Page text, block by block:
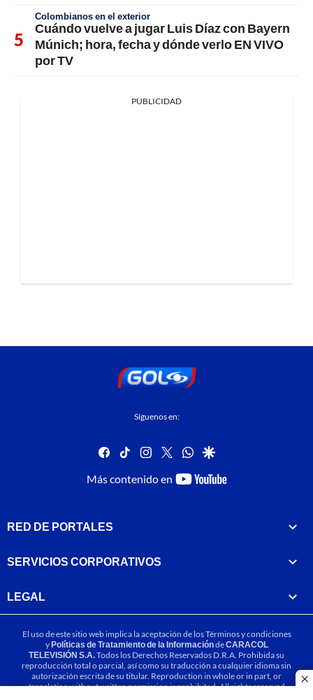
Colombianos en el exterior
Cuándo vuelve a jugar Luis Díaz con Bayern
Múnich; hora, fecha y dónde verlo EN VIVO
por TV
PUBLICIDAD
Síguenos en:
facebook
tiktok instagram
twitterwhatsapp
google
Más contenido en
youtube-
RED DE PORTALES
SERVICIOS CORPORATIVOS
LEGAL
El uso de este sitio web implica la aceptación de losTérminos y condiciones
yPolíticas de Tratamiento de la InformacióndeCARACOL
TELEVISIÓN S.A.Todos los Derechos Reservados D.R.A. Prohibida su
reproducción total o parcial, así como su traducción a cualquier idioma sin
autorización escrita de su titular. Reproduction in whole or in part, or
translation without written permission is prohibited. All rights reserved